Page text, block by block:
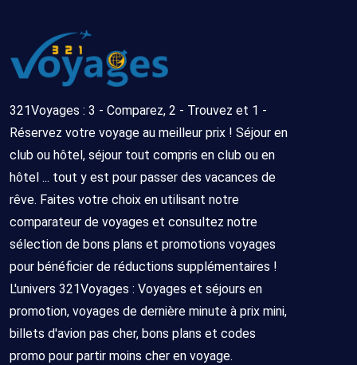
321Voyages : 3 - Comparez, 2 - Trouvez et 1 -
Réservez votre voyage au meilleur prix ! Séjour en
club ou hôtel, séjour tout compris en club ou en
hôtel ... tout y est pour passer des vacances de
rêve. Faites votre choix en utilisant notre
comparateur de voyages et consultez notre
sélection de bons plans et promotions voyages
pour bénéficier de réductions supplémentaires !
L'univers 321Voyages : Voyages et séjours en
promotion, voyages de dernière minute à prix mini,
billets d'avion pas cher, bons plans et codes
promo pour partir moins cher en voyage.